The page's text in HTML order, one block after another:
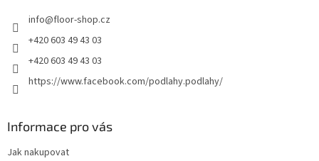
info@floor-shop.cz
+420 603 49 43 03
+420 603 49 43 03
https://www.facebook.com/podlahy.podlahy/
Informace pro vás
Jak nakupovat